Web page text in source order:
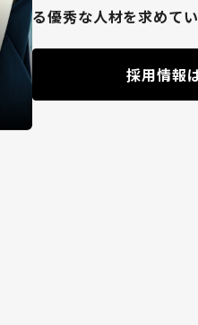
る優秀な人材を求めてい
採用情報